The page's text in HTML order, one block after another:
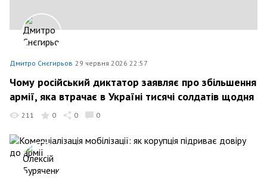
Дмитро Снєгирьов 29 червня 2026 22:57
Чому російський диктатор заявляє про збільшення
армії, яка втрачає в Україні тисячі солдатів щодня
211 0 0 0